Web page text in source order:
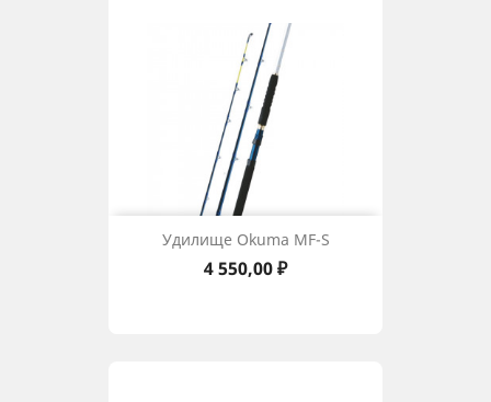
Удилище Okuma MF-S
Цена
4 550,00 ₽